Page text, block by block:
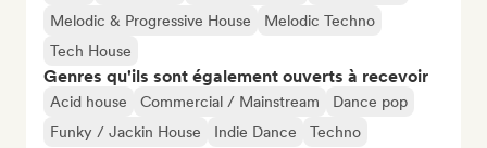
Melodic & Progressive House
Melodic Techno
Tech House
Genres qu'ils sont également ouverts à recevoir
Acid house Commercial / Mainstream
Dance pop
Funky / Jackin House
Indie Dance Techno